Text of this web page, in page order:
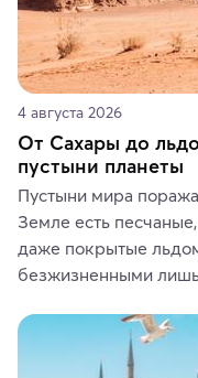
4 августа 2026
От Сахары до
пустыни планеты
Пустыни мира
Земле есть
даже покрытые
безжизненными
животные и
ярких впечатлений